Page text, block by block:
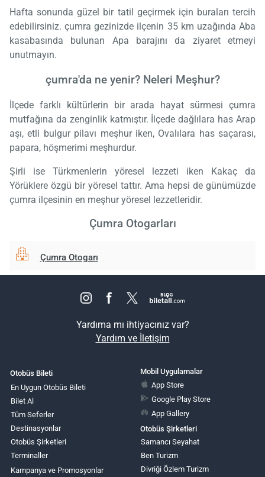
Hafta sonunda güzel bir tatil geçirmek için buraları tercih
edebilirsiniz. çumra gezinizde ilçenin 35 km uzağında Aba
kasabasında bulunan Apa barajını da ziyaret etmeyi
unutmayın.
çumra'da ne yenir? Neleri Meşhur?
İlçede farklı kültürlerin bir arada hayat sürmesi çumra
mutfağına da zenginlik katmıştır. İlçede dağlılara has Arap
aşı, etli bulgur pilavı meşhur iken, Ovalılara has saçarası,
papara, höşmerimi meşhurdur.
Şirli ise Türkmenlerin yöresel lezzeti iken Kakaç da
Yörüklere özgü bir yöresel tattır. Ama hepsi de günümüzde
çumra ilçesinin en meşhur yöresel lezzetleridir.
Çumra Otogarları
Çumra Otogarı
Yardıma mı ihtiyacınız var?
Yardım ve İletişim
Otobüs Bileti
En Uygun Otobüs Bileti
Bilet Al
Tüm Seferler
Destinasyonlar
Otobüs Şirketleri
Terminaller
Kampanya ve Promosyonlar
Mobil Uygulamalar
App Store
Google Play Store
App Gallery
Otobüs Şirketleri
Samancı Seyahat
Ben Turizm
Divriği Özlem Turizm